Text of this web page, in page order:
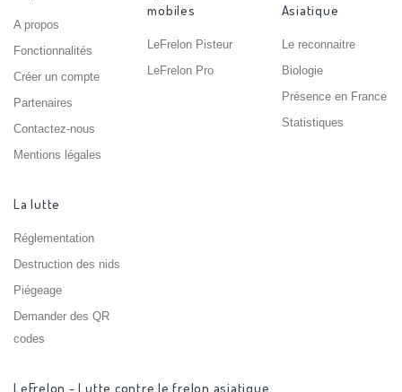
A propos
Fonctionnalités
Créer un compte
Partenaires
Contactez-nous
Mentions légales
mobiles
LeFrelon Pisteur
LeFrelon Pro
Asiatique
Le reconnaitre
Biologie
Présence en France
Statistiques
La lutte
Réglementation
Destruction des nids
Piégeage
Demander des QR
codes
LeFrelon - Lutte contre le frelon asiatique